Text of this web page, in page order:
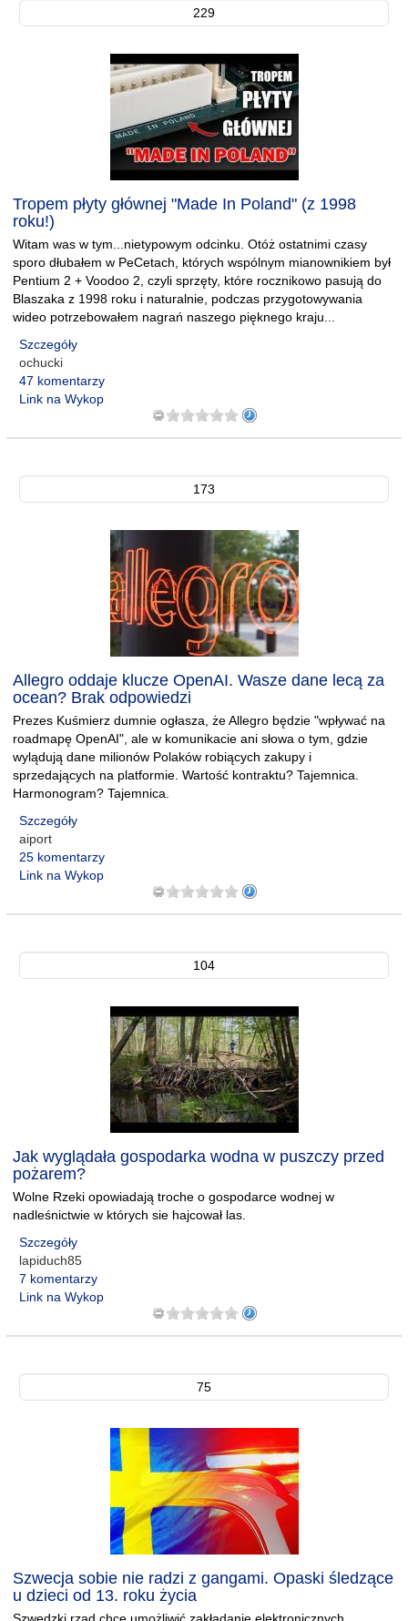
229
Tropem płyty głównej "Made In Poland" (z 1998
roku!)
Witam was w tym...nietypowym odcinku. Otóż ostatnimi czasy
sporo dłubałem w PeCetach, których wspólnym mianownikiem był
Pentium 2 + Voodoo 2, czyli sprzęty, które rocznikowo pasują do
Blaszaka z 1998 roku i naturalnie, podczas przygotowywania
wideo potrzebowałem nagrań naszego pięknego kraju...
Szczegóły
ochucki
47 komentarzy
Link na Wykop
173
Allegro oddaje klucze OpenAI. Wasze dane lecą za
ocean? Brak odpowiedzi
Prezes Kuśmierz dumnie ogłasza, że Allegro będzie "wpływać na
roadmapę OpenAI", ale w komunikacie ani słowa o tym, gdzie
wylądują dane milionów Polaków robiących zakupy i
sprzedających na platformie. Wartość kontraktu? Tajemnica.
Harmonogram? Tajemnica.
Szczegóły
aiport
25 komentarzy
Link na Wykop
104
Jak wyglądała gospodarka wodna w puszczy przed
pożarem?
Wolne Rzeki opowiadają troche o gospodarce wodnej w
nadleśnictwie w których sie hajcował las.
Szczegóły
lapiduch85
7 komentarzy
Link na Wykop
75
Szwecja sobie nie radzi z gangami. Opaski śledzące
u dzieci od 13. roku życia